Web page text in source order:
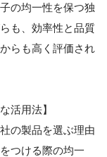
の均一性を保つ独
も、効率性と品質
らも高く評価され
活用法】
の製品を選ぶ理由
つける際の均一